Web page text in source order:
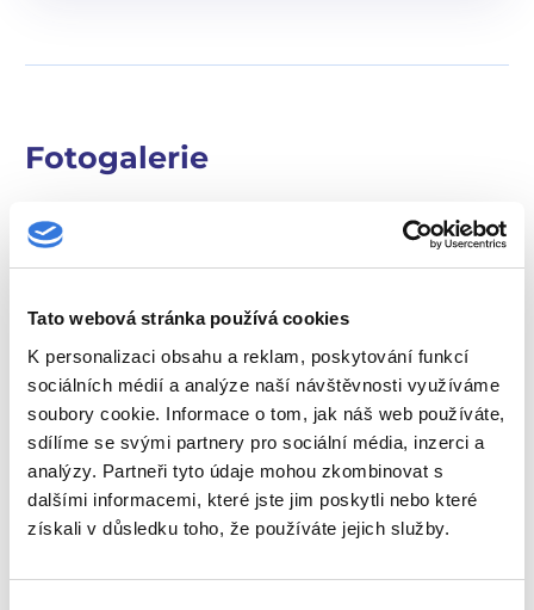
Tato webová stránka používá cookies
K personalizaci obsahu a reklam, poskytování funkcí
sociálních médií a analýze naší návštěvnosti využíváme
soubory cookie. Informace o tom, jak náš web používáte,
sdílíme se svými partnery pro sociální média, inzerci a
analýzy. Partneři tyto údaje mohou zkombinovat s
dalšími informacemi, které jste jim poskytli nebo které
získali v důsledku toho, že používáte jejich služby.
Fotogalerie